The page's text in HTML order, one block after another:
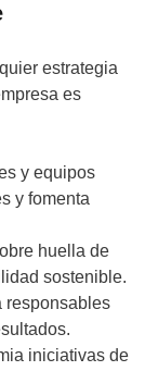
estrategia
es
y equipos
y fomenta
huella de
sostenible.
responsables
iniciativas de